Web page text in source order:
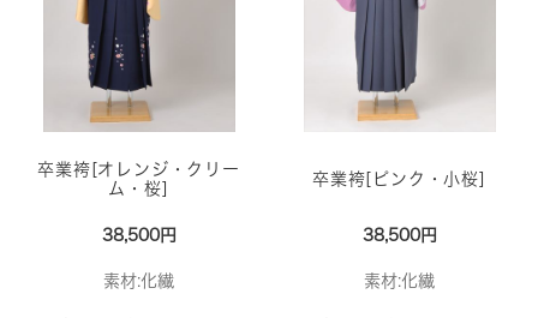
卒業袴[オレンジ・クリー
ム・桜]
38,500円
素材:化繊
卒業袴[ピンク・小桜]
38,500円
素材:化繊